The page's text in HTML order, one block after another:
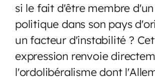
si le fait d'être membre
politique dans son pays
un facteur d'instabilité ?
expression renvoie
l'ordolibéralisme dont